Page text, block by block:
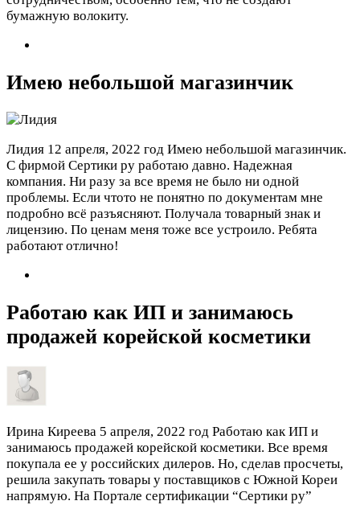
бумажную волокиту.
Имею небольшой магазинчик
Лидия 12 апреля, 2022 год Имею небольшой магазинчик.
С фирмой Сертики ру работаю давно. Надежная
компания. Ни разу за все время не было ни одной
проблемы. Если чтото не понятно по документам мне
подробно всё разъясняют. Получала товарный знак и
лицензию. По ценам меня тоже все устроило. Ребята
работают отлично!
Работаю как ИП и занимаюсь
продажей корейской косметики
Ирина Киреева 5 апреля, 2022 год Работаю как ИП и
занимаюсь продажей корейской косметики. Все время
покупала ее у российских дилеров. Но, сделав просчеты,
решила закупать товары у поставщиков с Южной Кореи
напрямую. На Портале сертификации “Сертики ру”